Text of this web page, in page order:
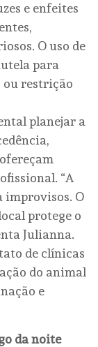
e enfeites
O uso de
para
ou restrição
planejar a
“A
improvisos. O
protege o
Julianna.
de clínicas
do animal
e
da noite